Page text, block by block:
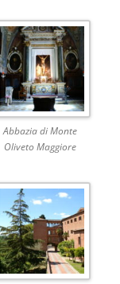
Abbazia di Monte
Oliveto Maggiore